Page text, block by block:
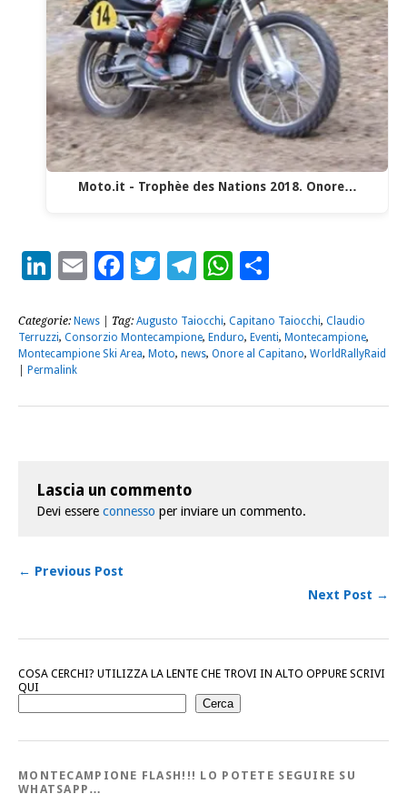
Moto.it - Trophèe des Nations 2018. Onore…
LinkedIn
EmailFacebook
Twitter
Telegram
WhatsApp
Categorie: News | Tag: Augusto Taiocchi, Capitano Taiocchi, Claudio
Terruzzi, Consorzio Montecampione, Enduro, Eventi, Montecampione,
Montecampione Ski Area, Moto, news, Onore al Capitano, WorldRallyRaid
Permalink
Lascia un commento
Devi essere connesso per inviare un commento.
← Previous Post
Next Post →
COSA CERCHI? UTILIZZA LA LENTE CHE TROVI IN ALTO OPPURE SCRIVI
QUI
Cerca
MONTECAMPIONE FLASH!!! LO POTETE SEGUIRE SU
WHATSAPP…